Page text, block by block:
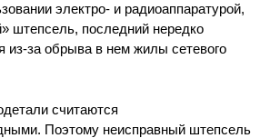
электро- и радиоаппаратурой,
штепсель, последний нередко
из-за обрыва в нем жилы сетевого
считаются
Поэтому неисправный штепсель